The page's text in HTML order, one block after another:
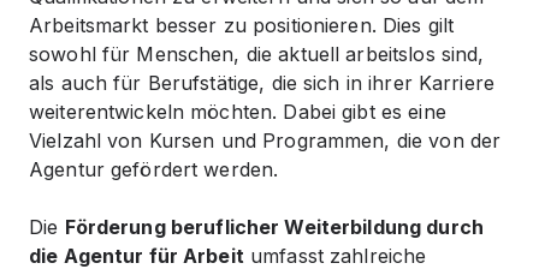
Arbeitsmarkt besser zu positionieren. Dies gilt
sowohl für Menschen, die aktuell arbeitslos sind,
als auch für Berufstätige, die sich in ihrer Karriere
weiterentwickeln möchten. Dabei gibt es eine
Vielzahl von Kursen und Programmen, die von der
Agentur gefördert werden.
Die Förderung beruflicher Weiterbildung durch
die Agentur für Arbeitumfasst zahlreiche